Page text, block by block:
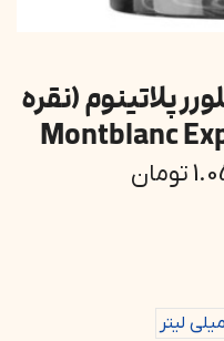
پلاتینوم (نقره
تومان